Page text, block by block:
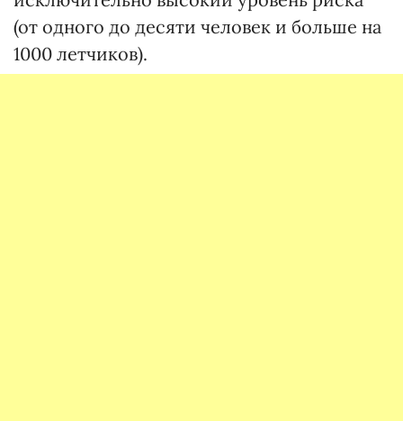
(от одного до десяти человек и больше на
1000 летчиков).